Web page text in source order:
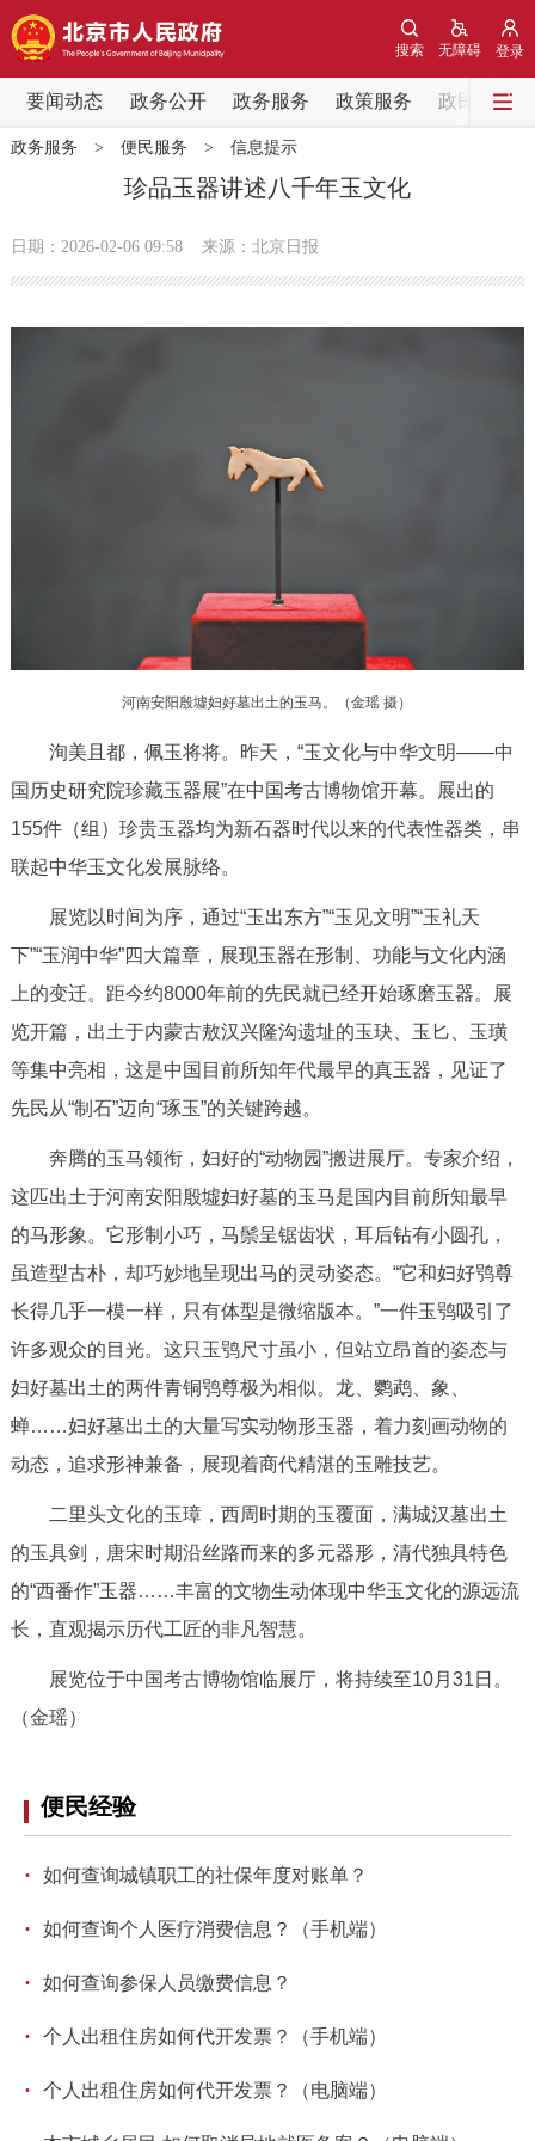
登录
无障碍
搜索
要闻动态 政务公开 政务服务 政策服务 政民互动
要闻动态
党中央精神 国务院信息
政策解读
便民服务 利企服务 投资项目
中介服务 阳光政务
12345网上接诉即办 我要咨询 我要建议
参与调查 在线访谈 图说互动
走进北京
多语种
한국어
ESPAÑOL العربية PORTUGUÊS
ITALIANO
政务服务 > 便民服务 > 信息提示
珍品玉器讲述八千年玉文化
日期：2026-02-06 09:58 来源：北京日报
河南安阳殷墟妇好墓出土的玉马。（金瑶 摄）
洵美且都，佩玉将将。昨天，“玉文化与中华文明——中
国历史研究院珍藏玉器展”在中国考古博物馆开幕。展出的
155件（组）珍贵玉器均为新石器时代以来的代表性器类，串
联起中华玉文化发展脉络。
展览以时间为序，通过“玉出东方”“玉见文明”“玉礼天
下”“玉润中华”四大篇章，展现玉器在形制、功能与文化内涵
上的变迁。距今约8000年前的先民就已经开始琢磨玉器。展
览开篇，出土于内蒙古敖汉兴隆沟遗址的玉玦、玉匕、玉璜
等集中亮相，这是中国目前所知年代最早的真玉器，见证了
先民从“制石”迈向“琢玉”的关键跨越。
奔腾的玉马领衔，妇好的“动物园”搬进展厅。专家介绍，
这匹出土于河南安阳殷墟妇好墓的玉马是国内目前所知最早
的马形象。它形制小巧，马鬃呈锯齿状，耳后钻有小圆孔，
虽造型古朴，却巧妙地呈现出马的灵动姿态。“它和妇好鸮尊
长得几乎一模一样，只有体型是微缩版本。”一件玉鸮吸引了
许多观众的目光。这只玉鸮尺寸虽小，但站立昂首的姿态与
妇好墓出土的两件青铜鸮尊极为相似。龙、鹦鹉、象、
蝉……妇好墓出土的大量写实动物形玉器，着力刻画动物的
动态，追求形神兼备，展现着商代精湛的玉雕技艺。
二里头文化的玉璋，西周时期的玉覆面，满城汉墓出土
的玉具剑，唐宋时期沿丝路而来的多元器形，清代独具特色
的“西番作”玉器……丰富的文物生动体现中华玉文化的源远流
长，直观揭示历代工匠的非凡智慧。
展览位于中国考古博物馆临展厅，将持续至10月31日。
（金瑶）
便民经验
· 如何查询城镇职工的社保年度对账单？
· 如何查询个人医疗消费信息？（手机端）
· 如何查询参保人员缴费信息？
· 个人出租住房如何代开发票？（手机端）
· 个人出租住房如何代开发票？（电脑端）